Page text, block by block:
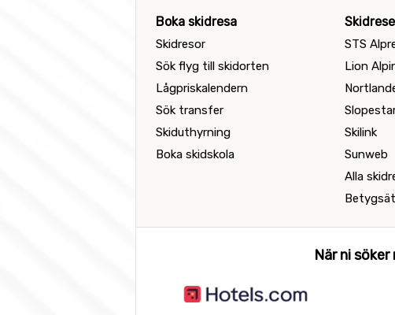
Boka skidresa
Skidresor
Sök flyg till skidorten
Lågpriskalendern
Sök transfer
Skiduthyrning
Boka skidskola
STS
Lion
Skilink
Sunweb
Alla
När ni